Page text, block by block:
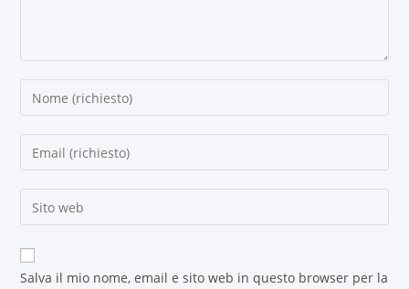
Salva il mio nome, email e sito web in questo browser per la